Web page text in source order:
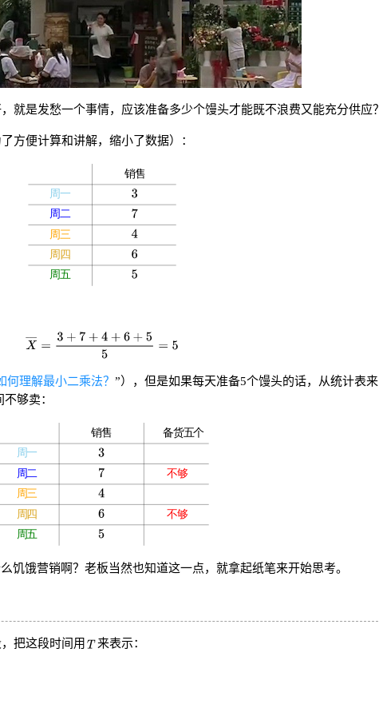
就是发愁一个事情，应该准备多少个馒头才能既不浪费又能充分供应？
方便计算和讲解，缩小了数据）：
何理解最小二乘法？ ”），但是如果每天准备5个馒头的话，从统计表来
够卖：
饥饿营销啊？老板当然也知道这一点，就拿起纸笔来开始思考。
把这段时间用 来表示：